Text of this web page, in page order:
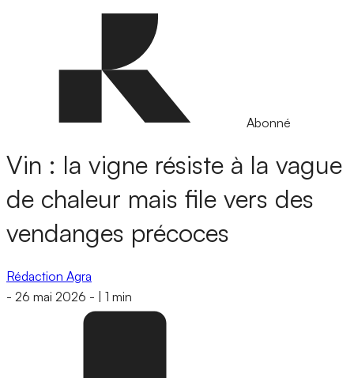
Abonné
Vin : la vigne résiste à la vague
de chaleur mais file vers des
vendanges précoces
Rédaction Agra
- 26 mai 2026 - 1 min